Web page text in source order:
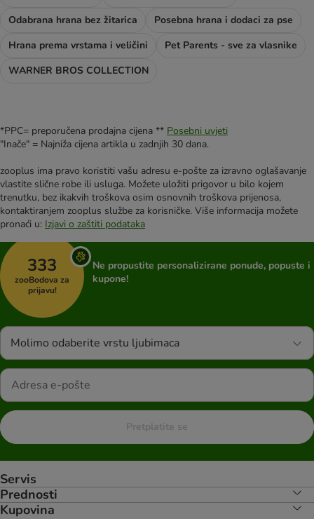
Odabrana hrana bez žitarica
Posebna hrana i dodaci za pse
Hrana prema vrstama i veličini
Pet Parents - sve za vlasnike
WARNER BROS COLLECTION
*PPC= preporučena prodajna cijena ** Posebni uvjeti
"Inače" = Najniža cijena artikla u zadnjih 30 dana.
zooplus ima pravo koristiti vašu adresu e-pošte za izravno oglašavanje
vlastite slične robe ili usluga. Možete uložiti prigovor u bilo kojem
trenutku, bez ikakvih troškova osim osnovnih troškova prijenosa,
kontaktiranjem zooplus službe za korisničke. Više informacija možete
pronaći u: Izjavi o zaštiti podataka
333
zooBodova za
prijavu!
Ne propustite personalizirane ponude, popuste i
kupone!
Molimo odaberite vrstu ljubimaca
Pretplatite se
Servis
Prednosti
Kupovina